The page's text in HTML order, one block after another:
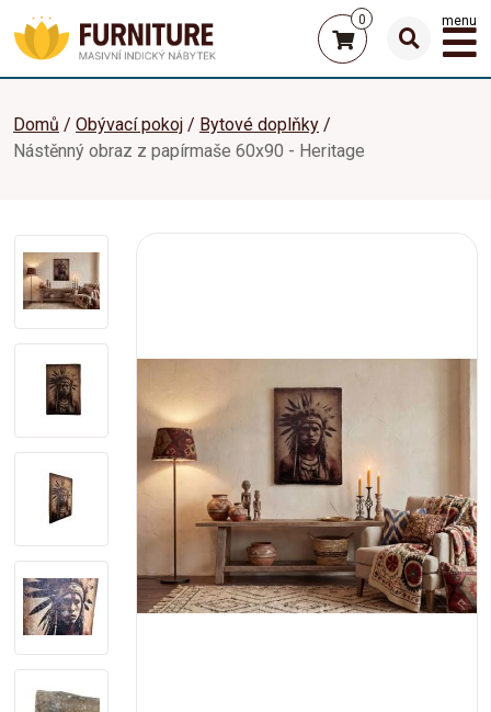
0 menu
Domů Obývací pokoj
Bytové doplňky
Nástěnný obraz z papírmaše 60x90 - Heritage